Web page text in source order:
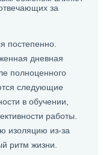
за
постепенно.
дневная
полноценного
следующие
в обучении,
работы.
изоляцию из-за
ритм жизни.